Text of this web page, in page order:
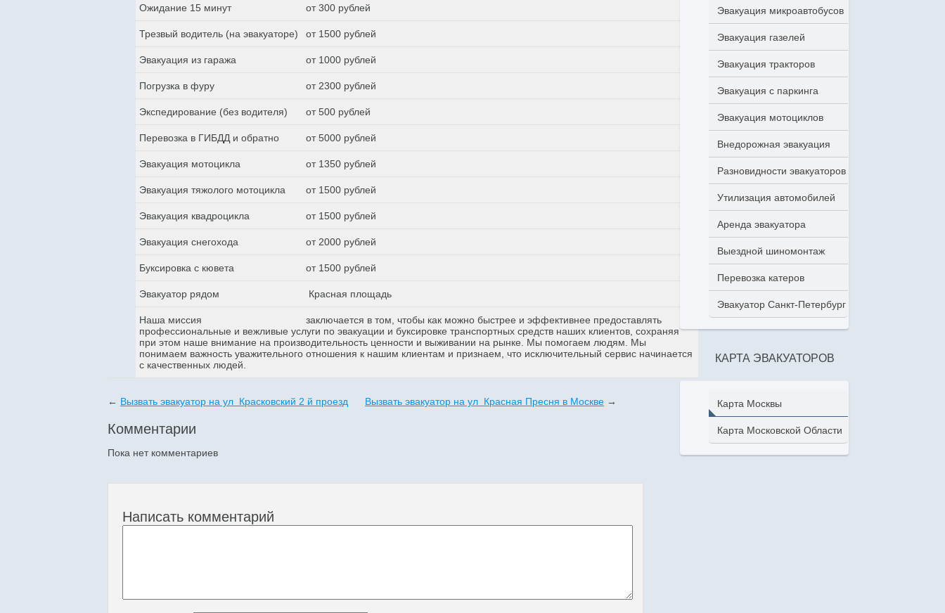
Ожидание 15 минут от 300 рублей
Трезвый водитель (на эвакуаторе) от 1500 рублей
Эвакуация из гаража от 1000 рублей
Погрузка в фуру от 2300 рублей
Экспедирование (без водителя) от 500 рублей
Перевозка в ГИБДД и обратно от 5000 рублей
Эвакуация мотоцикла от 1350 рублей
Эвакуация тяжолого мотоцикла от 1500 рублей
Эвакуация квадроцикла от 1500 рублей
Эвакуация снегохода от 2000 рублей
Буксировка с кювета от 1500 рублей
Эвакуатор рядом Красная площадь
Наша миссия
заключается в том, чтобы как можно быстрее и эффективнее предоставлять
профессиональные и вежливые услуги по эвакуации и буксировке транспортных средств наших клиентов, сохраняя
при этом наше внимание на производительность ценности и выживании на рынке. Мы помогаем людям. Мы
понимаем важность уважительного отношения к нашим клиентам и признаем, что исключительный сервис начинается
с качественных людей.
← Вызвать эвакуатор на ул Красковский 2 й проезд Вызвать эвакуатор на ул Красная Пресня в Москве →
Комментарии
Пока нет комментариев
Написать комментарий
Эвакуация микроавтобусов
Эвакуация газелей
Эвакуация тракторов
Эвакуация с паркинга
Эвакуация мотоциклов
Внедорожная эвакуация
Разновидности эвакуаторов
Утилизация автомобилей
Аренда эвакуатора
Выездной шиномонтаж
Перевозка катеров
Эвакуатор Санкт-Петербург
КАРТА ЭВАКУАТОРОВ
Карта Москвы
Карта Московской Области